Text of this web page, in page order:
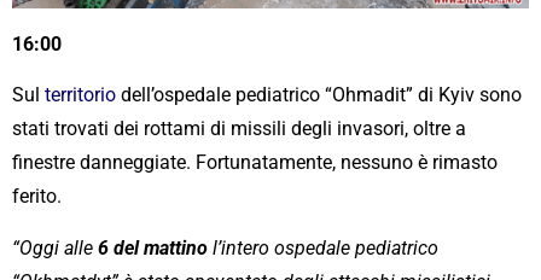
16:00
Sul territorio dell’ospedale pediatrico “Ohmadit” di Kyiv sono
stati trovati dei rottami di missili degli invasori, oltre a
finestre danneggiate. Fortunatamente, nessuno è rimasto
ferito.
“Oggi alle 6 del mattino l’intero ospedale pediatrico